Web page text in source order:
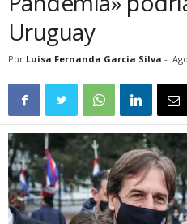
Uruguay
Por Luisa Fernanda Garcia Silva -